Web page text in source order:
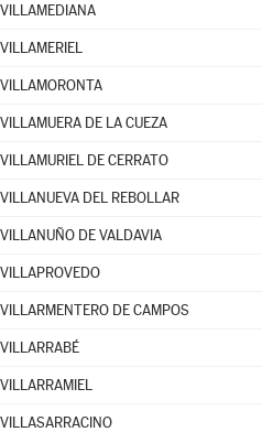
VILLAMEDIANA
VILLAMERIEL
VILLAMORONTA
VILLAMUERA DE LA CUEZA
VILLAMURIEL DE CERRATO
VILLANUEVA DEL REBOLLAR
VILLANUÑO DE VALDAVIA
VILLAPROVEDO
VILLARMENTERO DE CAMPOS
VILLARRABÉ
VILLARRAMIEL
VILLASARRACINO